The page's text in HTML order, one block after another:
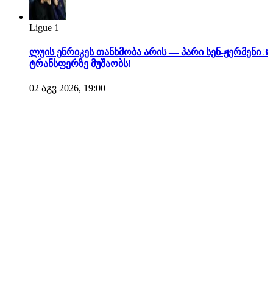
Ligue 1
ლუის ენრიკეს თანხმობა არის — პარი სენ-ჟერმენი 3
ტრანსფერზე მუშაობს!
02 აგვ 2026, 19:00